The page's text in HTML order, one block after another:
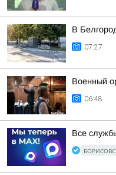
В
07:27
Военный
06:48
Все